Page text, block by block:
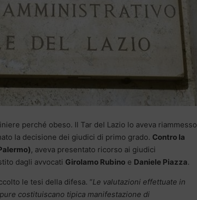
perché obeso. Il Tar del Lazio lo aveva riammesso
la decisione dei giudici di primo grado. Contro la
, aveva presentato ricorso ai giudici
dagli avvocati Girolamo Rubino e Daniele Piazza.
le tesi della difesa. “Le valutazioni effettuate in
costituiscano tipica manifestazione di